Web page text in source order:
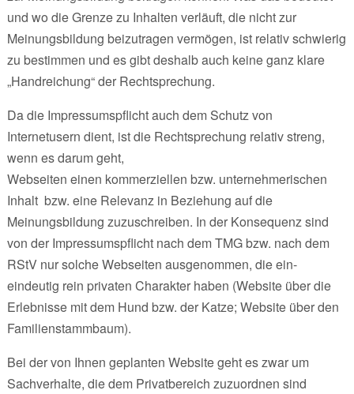
und wo die Grenze zu Inhalten verläuft, die nicht zur
Meinungsbildung beizutragen vermögen, ist relativ schwierig
zu bestimmen und es gibt deshalb auch keine ganz klare
„Handreichung“ der Rechtsprechung.
Da die Impressumspflicht auch dem Schutz von
Internetusern dient, ist die Rechtsprechung relativ streng,
wenn es darum geht,
Webseiten einen kommerziellen bzw. unternehmerischen
Inhalt bzw. eine Relevanz in Beziehung auf die
Meinungsbildung zuzuschreiben. In der Konsequenz sind
von der Impressumspflicht nach dem TMG bzw. nach dem
RStV nur solche Webseiten ausgenommen, die ein-
eindeutig rein privaten Charakter haben (Website über die
Erlebnisse mit dem Hund bzw. der Katze; Website über den
Familienstammbaum).
Bei der von Ihnen geplanten Website geht es zwar um
Sachverhalte, die dem Privatbereich zuzuordnen sind